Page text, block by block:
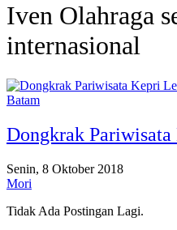
Iven Olahraga
internasional
Batam
Dongkrak
Senin, 8 Oktober 2018
Mori
Tidak Ada Postingan Lagi.